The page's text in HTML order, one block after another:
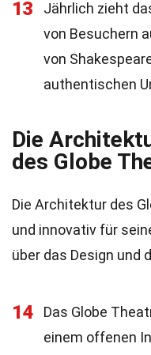
13
Jährlich zieht
von Besuchern
von
authentischen
Die
des Globe
Die Architektur des
und innovativ für
über das Design und
14
Das Globe
einem offenen